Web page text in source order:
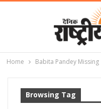
Home Babita Pandey Missing
Browsing Tag